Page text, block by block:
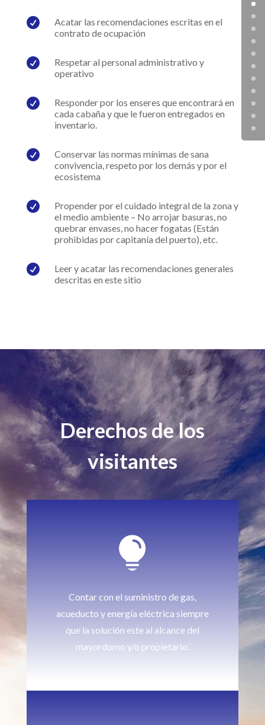

Acatar las recomendaciones escritas en el
contrato de ocupación

Respetar al personal administrativo y
operativo

Responder por los enseres que encontrará en
cada cabaña y que le fueron entregados en
inventario.

Conservar las normas mínimas de sana
convivencia, respeto por los demás y por el
ecosistema

Propender por el cuidado integral de la zona y
el medio ambiente – No arrojar basuras, no
quebrar envases, no hacer fogatas (Están
prohibidas por capitanía del puerto), etc.

Leer y acatar las recomendaciones generales
descritas en este sitio
Derechos de los
visitantes

Contar con el suministro de gas,
acueducto y energía eléctrica siempre
que la solución este al alcance del
mayordomo y/o propietario.